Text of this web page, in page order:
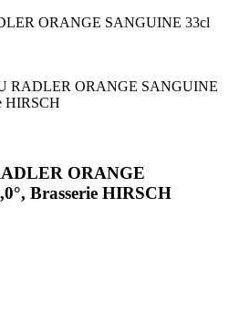
ORANGE
Brasserie HIRSCH